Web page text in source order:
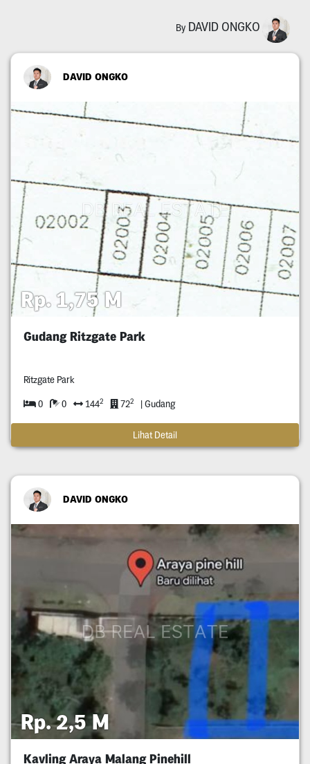
By DAVID ONGKO
DAVID ONGKO
Rp. 1,75 M
Gudang Ritzgate Park
Ritzgate Park
0 0 1442 722 | Gudang
Lihat Detail
DAVID ONGKO
Rp. 2,5 M
Kavling Araya Malang Pinehill